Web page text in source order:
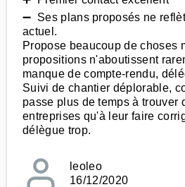
➖ Ses plans proposés ne
actuel.
Propose beaucoup de choses
propositions n'aboutissent
manque de compte-rendu,
Suivi de chantier déplorable,
passe plus de temps à trouver
entreprises qu'à leur faire
délègue trop.
leoleo
16/12/2020